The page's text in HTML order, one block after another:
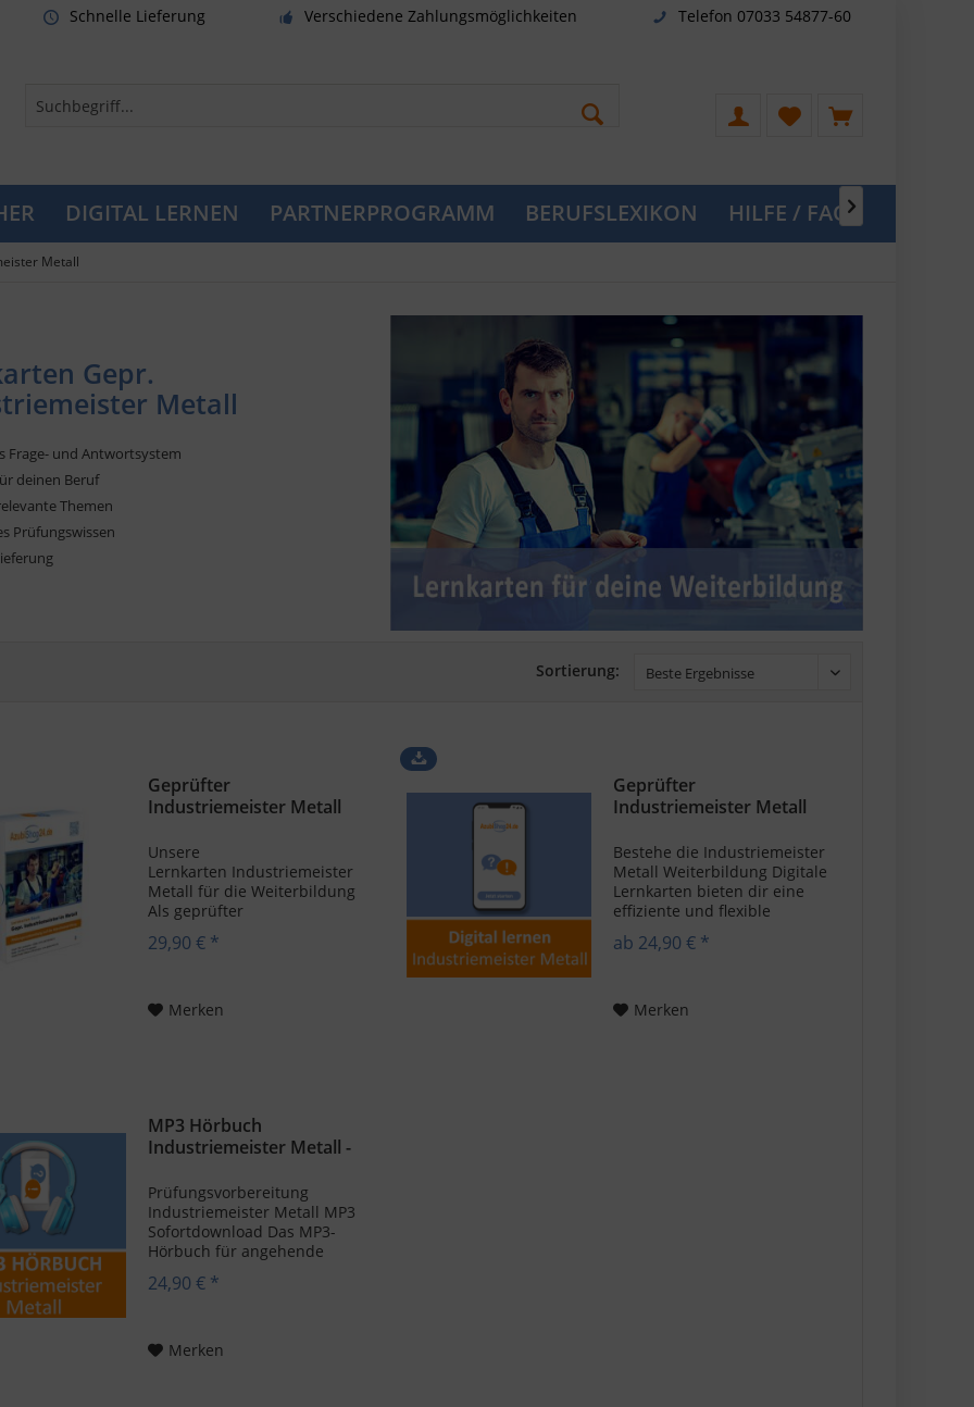
Schnelle Lieferung Verschiedene Zahlungsmöglichkeiten Telefon 07033 54877-60
DIGITAL LERNEN PARTNERPROGRAMM BERUFSLEXIKON HILFE / FAQ
Metall
Gepr.
Metall
Frage- und Antwortsystem
deinen Beruf
Themen
Prüfungswissen
Sortierung:
Geprüfter
Industriemeister Metall
Unsere
Lernkarten Industriemeister
Metall für die Weiterbildung
Als geprüfter
Industriemeister Metall
nimmst du eine führende
planst, steuer und
29,90 € *
Merken
Geprüfter
Industriemeister Metall
Bestehe die Industriemeister
Metall Weiterbildung Digitale
Lernkarten bieten dir eine
effiziente und flexible
Methode zur
Prüfungsvorbereitung, als
präsentieren dir relevante...
ab 24,90 € *
Merken
MP3 Hörbuch
Industriemeister Metall -
Prüfungsvorbereitung
Industriemeister Metall MP3
Sofortdownload Das MP3-
Hörbuch für angehende
Industriemeister Metall
bietet dir die perfekte
Meisterprüfung
24,90 € *
Merken